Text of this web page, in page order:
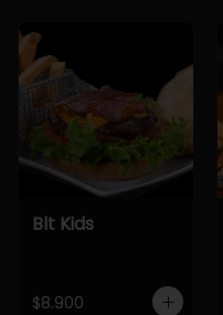
Blt Kids
$8.900